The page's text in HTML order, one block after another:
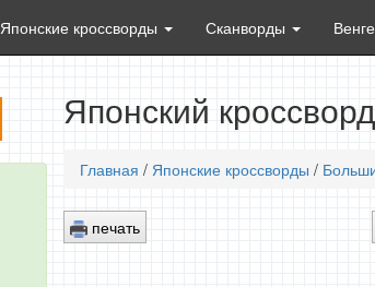
Японские кроссворды Сканворды
Японский
Главная / Японские кроссворды /
печать